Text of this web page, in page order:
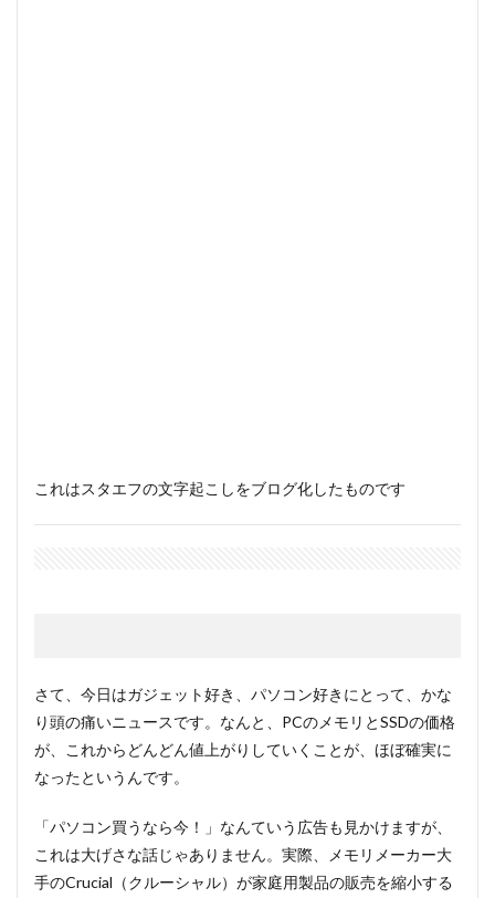
これはスタエフの文字起こしをブログ化したものです
さて、今日はガジェット好き、パソコン好きにとって、かな
り頭の痛いニュースです。なんと、PCのメモリとSSDの価格
が、これからどんどん値上がりしていくことが、ほぼ確実に
なったというんです。
「パソコン買うなら今！」なんていう広告も見かけますが、
これは大げさな話じゃありません。実際、メモリメーカー大
手のCrucial（クルーシャル）が家庭用製品の販売を縮小する